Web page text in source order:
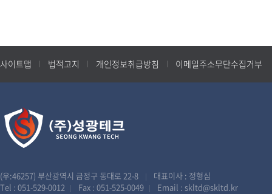
사이트맵 법적고지 개인정보취급방침 이메일주소무단수집거부
(우:46257) 부산광역시 금정구 동대로 22-8 |
대표이사 : 정형심
Tel : 051-529-0012 | Fax : 051-525-0049 | Email : skltd@skltd.kr